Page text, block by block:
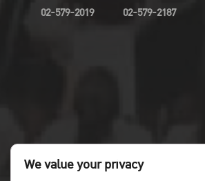
02-579-2019
02-579-2187
We value your privacy